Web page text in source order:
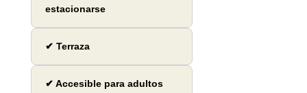
estacionarse
✔ Terraza
✔ Accesible para adultos